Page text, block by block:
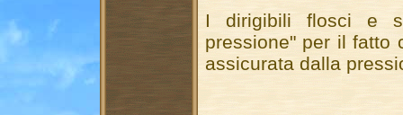
I dirigibili flosci e
pressione" per il fatto
assicurata dalla